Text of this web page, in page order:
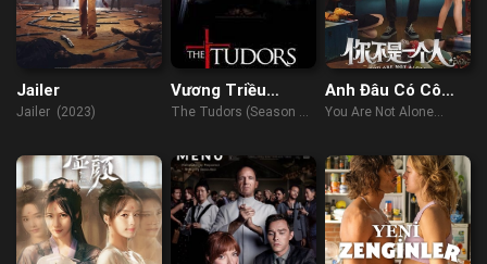
Jailer
Jailer (2023)
Vương Triều
Tudors (Phần 1)
The Tudors (Season 1)
Anh Đâu Có Cô
Đơn
You Are Not Alone